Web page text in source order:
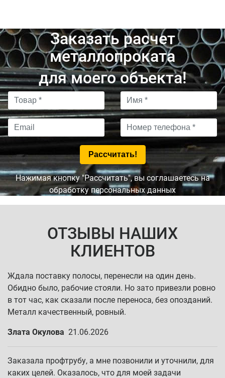
Заказать расчет
металлопроката
для моего объекта!
Нажимая кнопку "Рассчитать", вы соглашаетесь на
обработку персональных данных
ОТЗЫВЫ НАШИХ
КЛИЕНТОВ
Ждала поставку полосы, перенесли на один день.
Обидно было, рабочие стояли. Но зато привезли ровно
в тот час, как сказали после переноса, без опозданий.
Металл качественный, ровный.
Злата Окулова 21.06.2026
Заказала профтрубу, а мне позвонили и уточнили, для
каких целей. Оказалось, что для моей задачи